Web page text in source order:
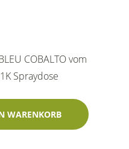
COBALTO vom
Spraydose
400ml Lechler-Zweischichtlack
WARENKORB